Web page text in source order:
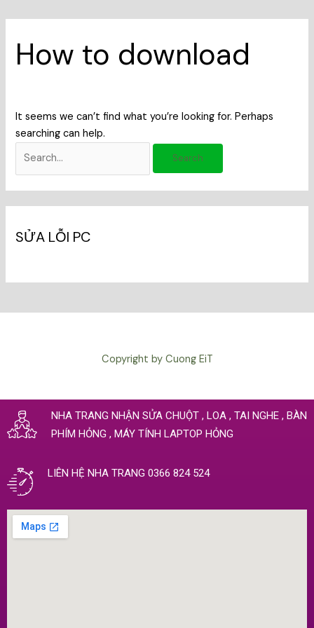
How to download
It seems we can’t find what you’re looking for. Perhaps
searching can help.
SỬA LỖI PC
Copyright by Cuong EiT
NHA TRANG NHẬN SỬA CHUỘT , LOA , TAI NGHE , BÀN
PHÍM HỎNG , MÁY TÍNH LAPTOP HỎNG
LIÊN HỆ NHA TRANG 0366 824 524